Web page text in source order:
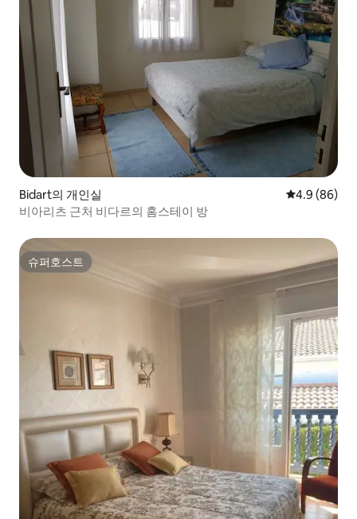
Bidart의 개인실 평점 4.9점(5
4.9 (86)
비아리츠 근처 비다르의 홈스테이 방
슈퍼호스트
슈퍼호스트